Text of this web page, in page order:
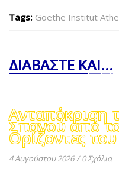
Tags: Goethe Institut
ΔΙΑΒΑΣΤΕ ΚΑΙ...
Ανταπόκριση
Σπανού από
Ορίζοντες
4 Αυγούστου 2026 / 0 Σχόλια